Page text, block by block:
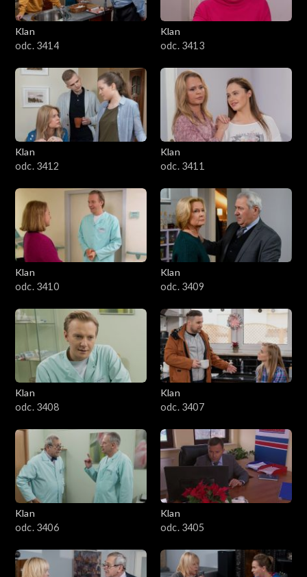
Klan
odc. 3414
Klan
odc. 3413
Klan
odc. 3412
Klan
odc. 3411
Klan
odc. 3410
Klan
odc. 3409
Klan
odc. 3408
Klan
odc. 3407
Klan
odc. 3406
Klan
odc. 3405